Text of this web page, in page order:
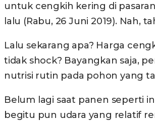
untuk cengkih kering di
lalu (Rabu, 26 Juni 2019). Nah,
Lalu sekarang apa? Harga
tidak shock? Bayangkan saja,
nutrisi rutin pada pohon yang
Belum lagi saat panen seperti
begitu pun udara yang relatif